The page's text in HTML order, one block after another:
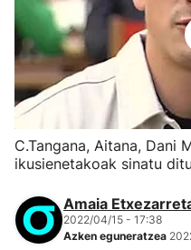
C.Tangana, Aitana, Dani
ikusienetakoak sinatu
Amaia
2022/04/15 - 17:38
Azken eguneratzea